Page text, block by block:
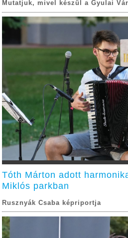
Mutatjuk, mivel készül a Gyulai
Tóth Márton adott
Miklós parkban
Rusznyák Csaba képriportja